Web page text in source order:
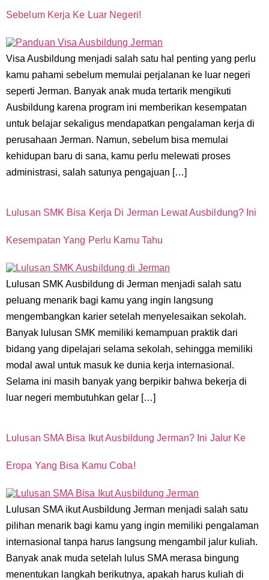
Sebelum Kerja Ke Luar Negeri!
Visa Ausbildung menjadi salah satu hal penting yang perlu
kamu pahami sebelum memulai perjalanan ke luar negeri
seperti Jerman. Banyak anak muda tertarik mengikuti
Ausbildung karena program ini memberikan kesempatan
untuk belajar sekaligus mendapatkan pengalaman kerja di
perusahaan Jerman. Namun, sebelum bisa memulai
kehidupan baru di sana, kamu perlu melewati proses
administrasi, salah satunya pengajuan […]
Lulusan SMK Bisa Kerja Di Jerman Lewat Ausbildung? Ini
Kesempatan Yang Perlu Kamu Tahu
Lulusan SMK Ausbildung di Jerman menjadi salah satu
peluang menarik bagi kamu yang ingin langsung
mengembangkan karier setelah menyelesaikan sekolah.
Banyak lulusan SMK memiliki kemampuan praktik dari
bidang yang dipelajari selama sekolah, sehingga memiliki
modal awal untuk masuk ke dunia kerja internasional.
Selama ini masih banyak yang berpikir bahwa bekerja di
luar negeri membutuhkan gelar […]
Lulusan SMA Bisa Ikut Ausbildung Jerman? Ini Jalur Ke
Eropa Yang Bisa Kamu Coba!
Lulusan SMA ikut Ausbildung Jerman menjadi salah satu
pilihan menarik bagi kamu yang ingin memiliki pengalaman
internasional tanpa harus langsung mengambil jalur kuliah.
Banyak anak muda setelah lulus SMA merasa bingung
menentukan langkah berikutnya, apakah harus kuliah di